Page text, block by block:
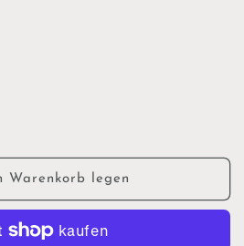
Warenkorb legen